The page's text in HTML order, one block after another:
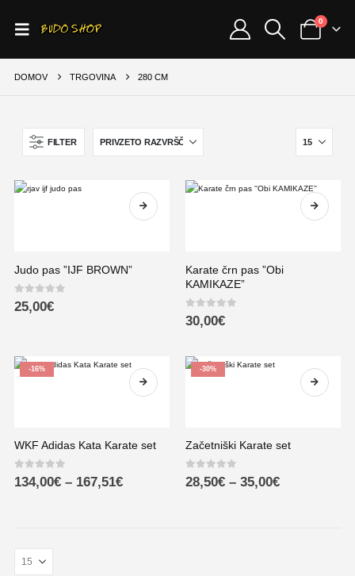
0
DOMOV TRGOVINA 280 CM
FILTER
Judo pas ”IJF BROWN”
0out of 5
25,00€
Karate črn pas ”Obi
KAMIKAZE”
0out of 5
30,00€
-16%
WKF Adidas Kata Karate set
0out of 5
134,00€ – 167,51€
-30%
Začetniški Karate set
0out of 5
28,50€ – 35,00€